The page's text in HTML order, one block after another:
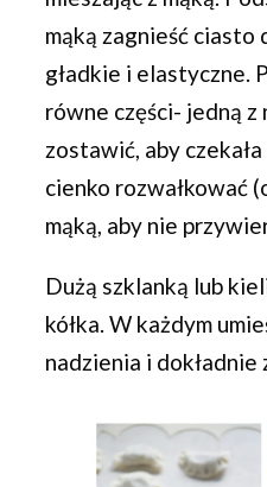
mąką zagnieść ciasto
gładkie i elastyczne.
równe części- jedną z
zostawić, aby
cienko rozwałkować
mąką, aby nie
Dużą szklanką lub
kółka. W każdym
nadzienia i dokładnie